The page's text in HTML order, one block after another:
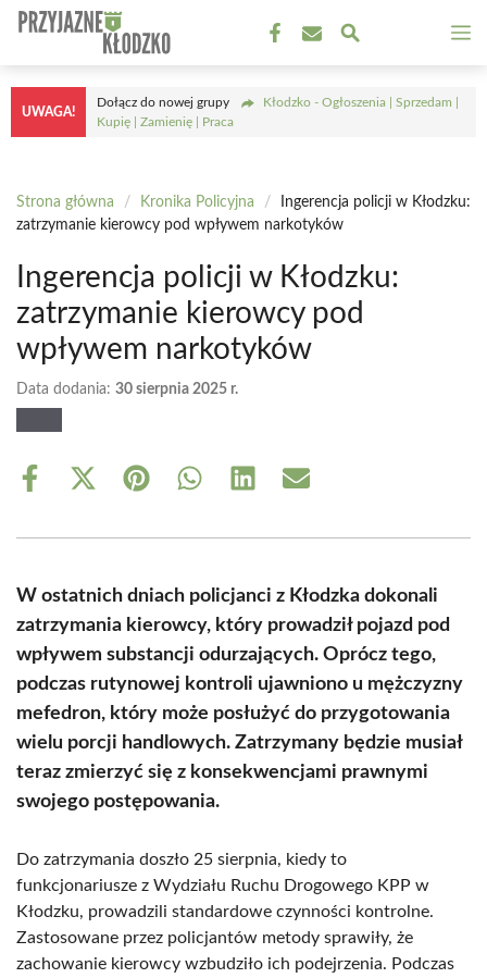
Przejdź
treści
UWAGA!
Dołącz do nowej grupy
Kłodzko - Ogłoszenia | Sprzedam |
Kupię | Zamienię | Praca
Strona główna / Kronika Policyjna /
Ingerencja policji w Kłodzku:
zatrzymanie kierowcy pod wpływem narkotyków
Ingerencja policji w Kłodzku:
zatrzymanie kierowcy pod
wpływem narkotyków
Data dodania: 30 sierpnia 2025 r.
Share
Share
(Twitter)
Share Share Share Share
W ostatnich dniach policjanci z Kłodzka dokonali
zatrzymania kierowcy, który prowadził pojazd pod
wpływem substancji odurzających. Oprócz tego,
podczas rutynowej kontroli ujawniono u mężczyzny
mefedron, który może posłużyć do przygotowania
wielu porcji handlowych. Zatrzymany będzie musiał
teraz zmierzyć się z konsekwencjami prawnymi
swojego postępowania.
Do zatrzymania doszło 25 sierpnia, kiedy to
funkcjonariusze z Wydziału Ruchu Drogowego KPP w
Kłodzku, prowadzili standardowe czynności kontrolne.
Zastosowane przez policjantów metody sprawiły, że
zachowanie kierowcy wzbudziło ich podejrzenia. Podczas